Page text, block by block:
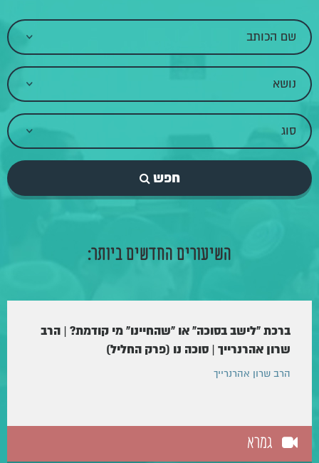
חפש
השיעורים החדשים ביותר:
ברכת "לישב בסוכה" או "שהחיינו" מי קודמת? | הרב
שרון אהרנרייך | סוכה נו (פרק החליל)
הרב שרון אהרנרייך
גמרא